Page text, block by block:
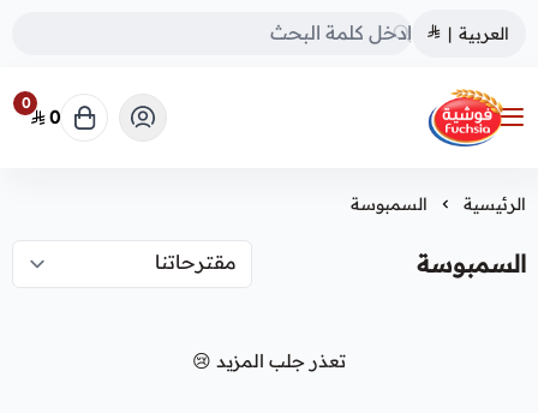
العربية |
فوشية
0
0
الرئيسية السمبوسة
السمبوسة
تعذر جلب المزيد 😢